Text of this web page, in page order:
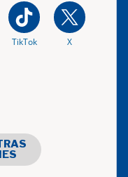
TikTok X